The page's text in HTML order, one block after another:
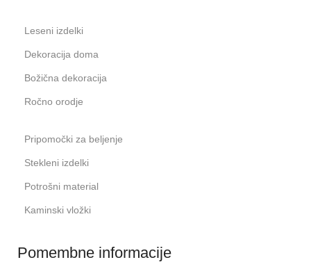
Leseni izdelki
Dekoracija doma
Božična dekoracija
Ročno orodje
Pripomočki za beljenje
Stekleni izdelki
Potrošni material
Kaminski vložki
Pomembne informacije